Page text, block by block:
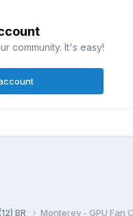
community. It's easy!
BR Monterey - GPU Fan